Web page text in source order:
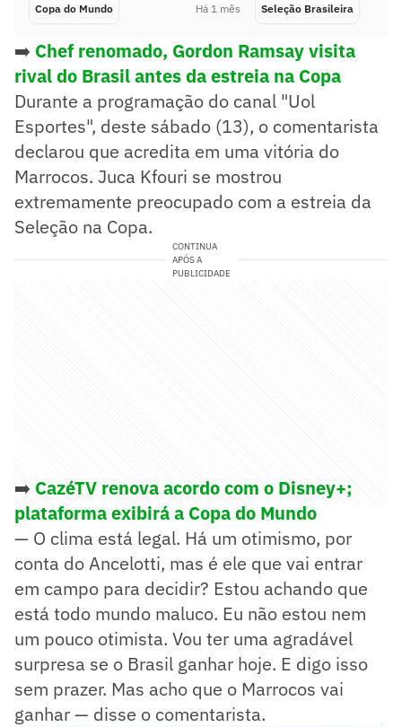
Copa do Mundo Há 1 mês Seleção Brasileira
➡️ Chef renomado, Gordon Ramsay visita
rival do Brasil antes da estreia na Copa
Durante a programação do canal "Uol
Esportes", deste sábado (13), o comentarista
declarou que acredita em uma vitória do
Marrocos. Juca Kfouri se mostrou
extremamente preocupado com a estreia da
Seleção na Copa.
CONTINUA
APÓS A
PUBLICIDADE
➡️ CazéTV renova acordo com o Disney+;
plataforma exibirá a Copa do Mundo
— O clima está legal. Há um otimismo, por
conta do Ancelotti, mas é ele que vai entrar
em campo para decidir? Estou achando que
está todo mundo maluco. Eu não estou nem
um pouco otimista. Vou ter uma agradável
surpresa se o Brasil ganhar hoje. E digo isso
sem prazer. Mas acho que o Marrocos vai
ganhar — disse o comentarista.